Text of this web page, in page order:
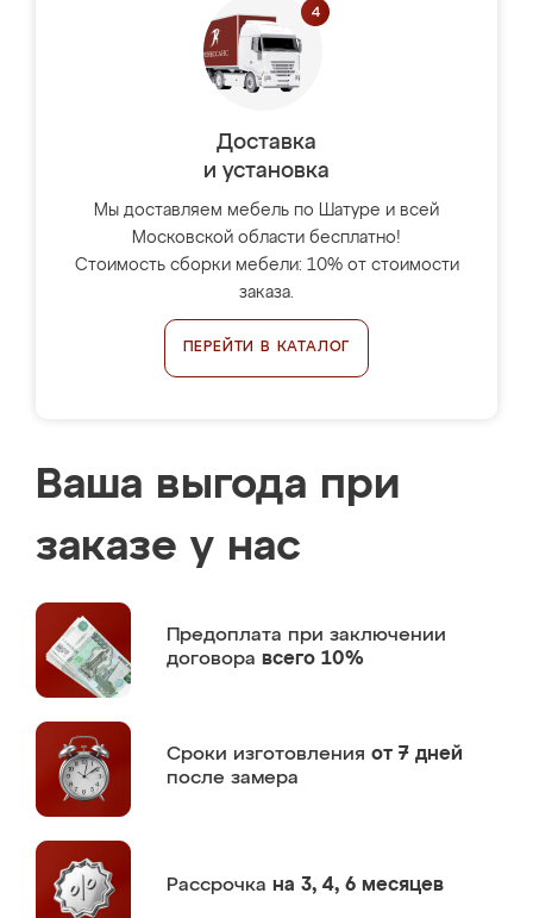
Доставка
и установка
Мы доставляем мебель по Шатуре и всей
Московской области бесплатно!
Стоимость сборки мебели: 10% от стоимости
заказа.
ПЕРЕЙТИ В КАТАЛОГ
Ваша выгода при
заказе у нас
Предоплата при заключении
договора всего 10%
Сроки изготовления от 7 дней
после замера
Рассрочка на 3, 4, 6 месяцев